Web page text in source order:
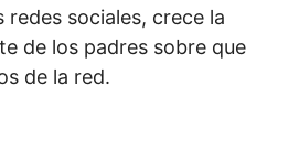
redes sociales, crece la
de los padres sobre que
de la red.